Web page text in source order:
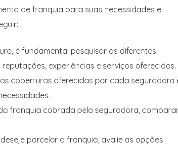
de franquia para suas necessidades e
é fundamental pesquisar as diferentes
experiências e serviços oferecidos.
coberturas oferecidas por cada seguradora
franquia cobrada pela seguradora,
parcelar a franquia, avalie as opções